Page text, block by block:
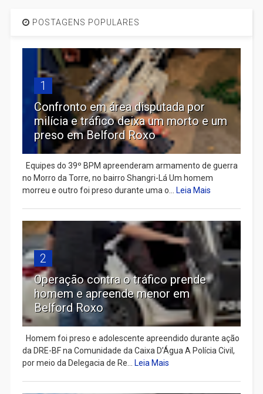
POSTAGENS POPULARES
1
Confronto em área disputada por
milícia e tráfico deixa um morto e um
preso em Belford Roxo
Equipes do 39º BPM apreenderam armamento de guerra
no Morro da Torre, no bairro Shangri-Lá Um homem
morreu e outro foi preso durante uma o... Leia Mais
2
Operação contra o tráfico prende
homem e apreende menor em
Belford Roxo
Homem foi preso e adolescente apreendido durante ação
da DRE-BF na Comunidade da Caixa D’Água A Polícia Civil,
por meio da Delegacia de Re... Leia Mais